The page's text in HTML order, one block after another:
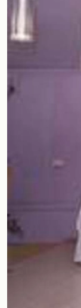
Подберите мне